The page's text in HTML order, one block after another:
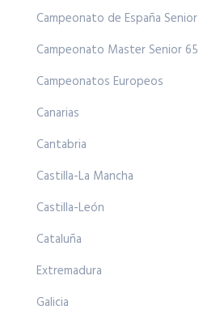
Campeonato de España Senior
Campeonato Master Senior
Campeonatos Europeos
Canarias
Cantabria
Castilla-La Mancha
Castilla-León
Cataluña
Extremadura
Galicia